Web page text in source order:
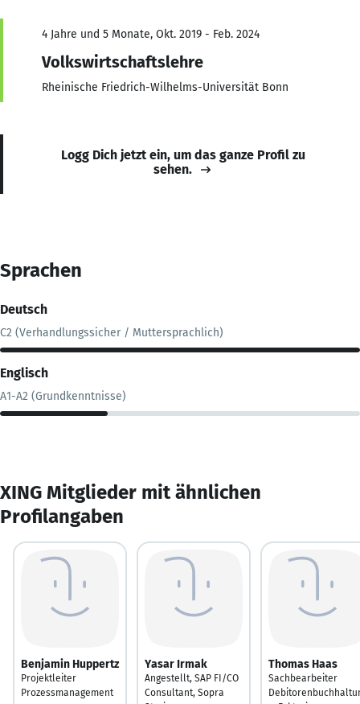
4 Jahre und 5 Monate, Okt. 2019 - Feb. 2024
Volkswirtschaftslehre
Rheinische Friedrich-Wilhelms-Universität Bonn
Logg Dich jetzt ein, um das ganze Profil zu
sehen.
Sprachen
Deutsch
C2 (Verhandlungssicher / Muttersprachlich)
Englisch
A1-A2 (Grundkenntnisse)
XING Mitglieder mit ähnlichen
Profilangaben
Benjamin Huppertz
Projektleiter
Prozessmanagement
Yasar Irmak
Angestellt, SAP FI/CO
Consultant, Sopra
Thomas Haas
Sachbearbeiter